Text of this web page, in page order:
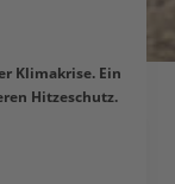
Klimakrise. Ein
Hitzeschutz.